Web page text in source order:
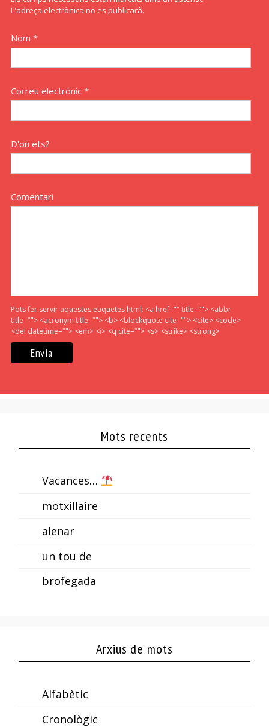
L'adreça electrònica no es publicarà.
Nom *
Correu electrònic *
D'on ets?
Comentari
Pots fer servir aquestes etiquetes html: <a href="" title=""> <abbr
title=""> <acronym title=""> <b> <blockquote cite=""> <cite> <code>
<del datetime=""> <em> <i> <q cite=""> <s> <strike> <strong>
Mots recents
Vacances…
motxillaire
alenar
un tou de
brofegada
Arxius de mots
Alfabètic
Cronològic